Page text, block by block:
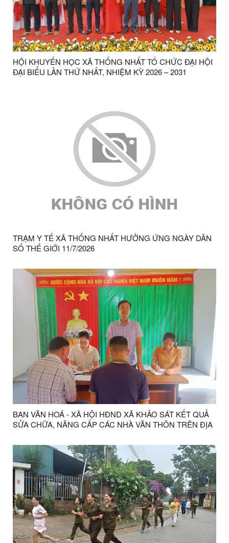
HỘI KHUYẾN HỌC XÃ THỐNG NHẤT TỔ CHỨC ĐẠI HỘI
ĐẠI BIỂU LẦN THỨ NHẤT, NHIỆM KỲ 2026 – 2031
TRẠM Y TẾ XÃ THỐNG NHẤT HƯỞNG ỨNG NGÀY DÂN
SỐ THẾ GIỚI 11/7/2026
BAN VĂN HOÁ - XÃ HỘI HĐND XÃ KHẢO SÁT KẾT QUẢ
SỬA CHỮA, NÂNG CẤP CÁC NHÀ VĂN THÔN TRÊN ĐỊA